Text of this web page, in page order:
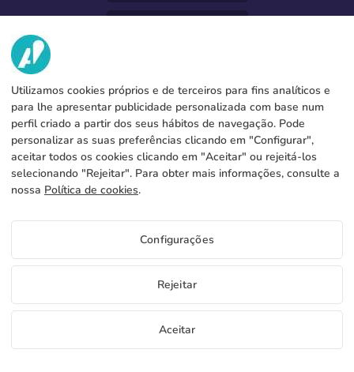
Fábrica info@adivin.com
NÓS
Fábrica
Contacto
Blog
SERVICIOS
Métodos de pagamento
Produção e expedição
FAQs
INFORMAÇÃO LEGAL
Aviso legal
Termos e condições gerais
Política de cookies
Política de privacidade
PT
C/ Generación 46-48 P.I. La Huertecilla 29196 Málaga Espanha | S.A CIF
A93349777
Utilizamos cookies próprios e de terceiros para fins analíticos e
para lhe apresentar publicidade personalizada com base num
perfil criado a partir dos seus hábitos de navegação. Pode
personalizar as suas preferências clicando em "Configurar",
aceitar todos os cookies clicando em "Aceitar" ou rejeitá-los
selecionando "Rejeitar". Para obter mais informações, consulte a
nossa Política de cookies.
Configurações
Rejeitar
Aceitar